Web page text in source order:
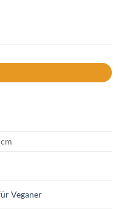
Veganer